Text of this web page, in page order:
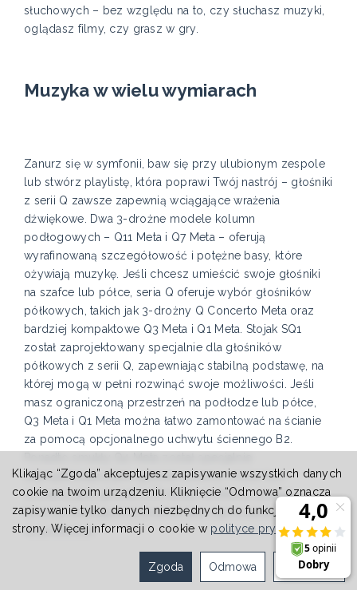
słuchowych – bez względu na to, czy słuchasz muzyki,
oglądasz filmy, czy grasz w gry.
Muzyka w wielu wymiarach
Zanurz się w symfonii, baw się przy ulubionym zespole
lub stwórz playlistę, która poprawi Twój nastrój – głośniki
z serii Q zawsze zapewnią wciągające wrażenia
dźwiękowe. Dwa 3-drożne modele kolumn
podłogowych – Q11 Meta i Q7 Meta – oferują
wyrafinowaną szczegółowość i potężne basy, które
ożywiają muzykę. Jeśli chcesz umieścić swoje głośniki
na szafce lub półce, seria Q oferuje wybór głośników
półkowych, takich jak 3-drożny Q Concerto Meta oraz
bardziej kompaktowe Q3 Meta i Q1 Meta. Stojak SQ1
został zaprojektowany specjalnie dla głośników
półkowych z serii Q, zapewniając stabilną podstawę, na
której mogą w pełni rozwinąć swoje możliwości. Jeśli
masz ograniczoną przestrzeń na podłodze lub półce,
Q3 Meta i Q1 Meta można łatwo zamontować na ścianie
za pomocą opcjonalnego uchwytu ściennego B2.
zaprojektowany jako głośnik ścienny i może być
używany jako głośnik LCR (lewy, centralny, prawy),
tworząc pełniejsze brzmienie bez zajmowania miejsca
na podłodze.
Klikając “Zgoda” akceptujesz zapisywanie wszystkich danych
cookie na twoim urządzeniu. Kliknięcie “Odmowa” oznacza
zapisywanie tylko danych niezbędnych do funkcjonowania
strony. Więcej informacji o cookie w polityce prywatności.
Ustawienia
Odmowa
Zgoda